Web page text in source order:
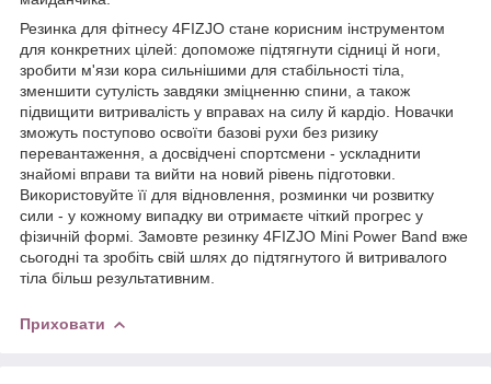
Резинка для фітнесу 4FIZJO стане корисним інструментом
для конкретних цілей: допоможе підтягнути сідниці й ноги,
зробити м'язи кора сильнішими для стабільності тіла,
зменшити сутулість завдяки зміцненню спини, а також
підвищити витривалість у вправах на силу й кардіо. Новачки
зможуть поступово освоїти базові рухи без ризику
перевантаження, а досвідчені спортсмени - ускладнити
знайомі вправи та вийти на новий рівень підготовки.
Використовуйте її для відновлення, розминки чи розвитку
сили - у кожному випадку ви отримаєте чіткий прогрес у
фізичній формі. Замовте резинку 4FIZJO Mini Power Band вже
сьогодні та зробіть свій шлях до підтягнутого й витривалого
тіла більш результативним.
Приховати